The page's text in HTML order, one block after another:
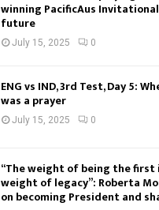
winning PacificAus Invitational,
future
July 15, 2025 0
ENG vs IND, 3rd Test, Day 5:
was a prayer
July 15, 2025 0
“The weight of being the first
weight of legacy”: Roberta
on becoming President and